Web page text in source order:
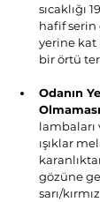
sıcaklığı
hafif serin
yerine
bir örtü
Odanın
lambaları
ışıklar
gözüne
sarı/